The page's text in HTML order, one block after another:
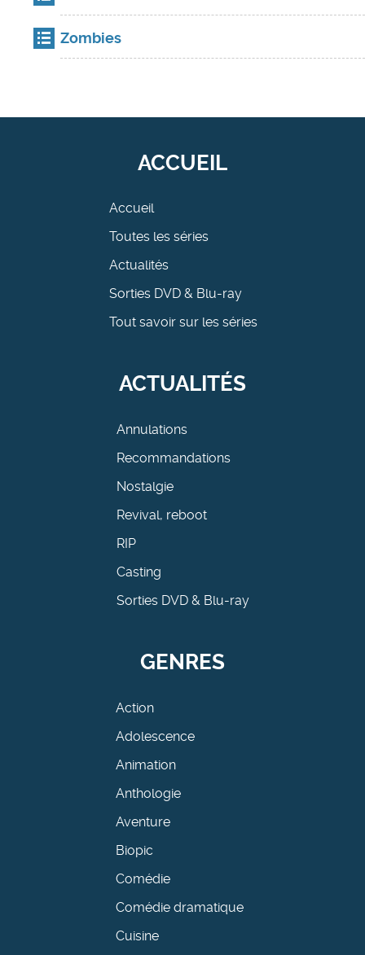
Zombies
ACCUEIL
Accueil
Toutes les séries
Actualités
Sorties DVD & Blu-ray
Tout savoir sur les séries
ACTUALITÉS
Annulations
Recommandations
Nostalgie
Revival, reboot
RIP
Casting
Sorties DVD & Blu-ray
GENRES
Action
Adolescence
Animation
Anthologie
Aventure
Biopic
Comédie
Comédie dramatique
Cuisine